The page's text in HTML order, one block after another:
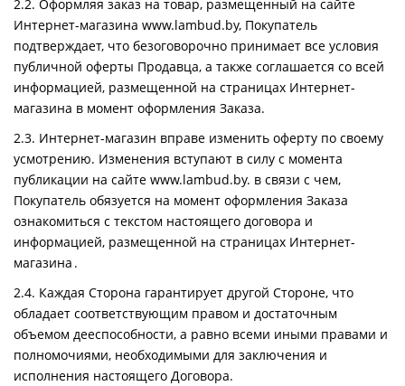
2.2. Оформляя заказ на товар, размещенный на сайте
Интернет-магазина www.lambud.by, Покупатель
подтверждает, что безоговорочно принимает все условия
публичной оферты Продавца, а также соглашается со всей
информацией, размещенной на страницах Интернет-
магазина в момент оформления Заказа.
2.3. Интернет-магазин вправе изменить оферту по своему
усмотрению. Изменения вступают в силу с момента
публикации на сайте www.lambud.by. в связи с чем,
Покупатель обязуется на момент оформления Заказа
ознакомиться с текстом настоящего договора и
информацией, размещенной на страницах Интернет-
магазина .
2.4. Каждая Сторона гарантирует другой Стороне, что
обладает соответствующим правом и достаточным
объемом дееспособности, а равно всеми иными правами и
полномочиями, необходимыми для заключения и
исполнения настоящего Договора.